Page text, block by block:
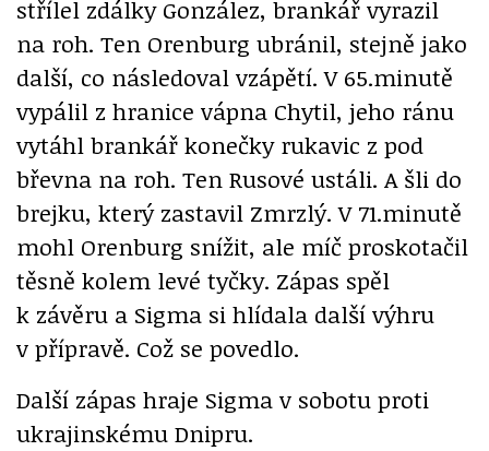
střílel zdálky González, brankář vyrazil
na roh. Ten Orenburg ubránil, stejně jako
další, co následoval vzápětí. V 65.minutě
vypálil z hranice vápna Chytil, jeho ránu
vytáhl brankář konečky rukavic z pod
břevna na roh. Ten Rusové ustáli. A šli do
brejku, který zastavil Zmrzlý. V 71.minutě
mohl Orenburg snížit, ale míč proskotačil
těsně kolem levé tyčky. Zápas spěl
k závěru a Sigma si hlídala další výhru
v přípravě. Což se povedlo.
Další zápas hraje Sigma v sobotu proti
ukrajinskému Dnipru.